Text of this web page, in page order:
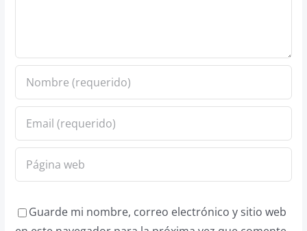
Guarde mi nombre, correo electrónico y sitio web